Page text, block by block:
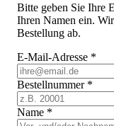
Bitte geben Sie Ihre
Ihren Namen ein.
Bestellung ab.
E-Mail-Adresse *
Bestellnummer *
Name *